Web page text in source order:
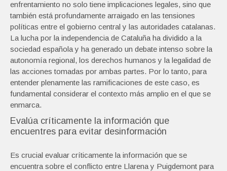
enfrentamiento no solo tiene implicaciones legales, sino que
también está profundamente arraigado en las tensiones
políticas entre el gobierno central y las autoridades catalanas.
La lucha por la independencia de Cataluña ha dividido a la
sociedad española y ha generado un debate intenso sobre la
autonomía regional, los derechos humanos y la legalidad de
las acciones tomadas por ambas partes. Por lo tanto, para
entender plenamente las ramificaciones de este caso, es
fundamental considerar el contexto más amplio en el que se
enmarca.
Evalúa críticamente la información que
encuentres para evitar desinformación
Es crucial evaluar críticamente la información que se
encuentra sobre el conflicto entre Llarena y Puigdemont para